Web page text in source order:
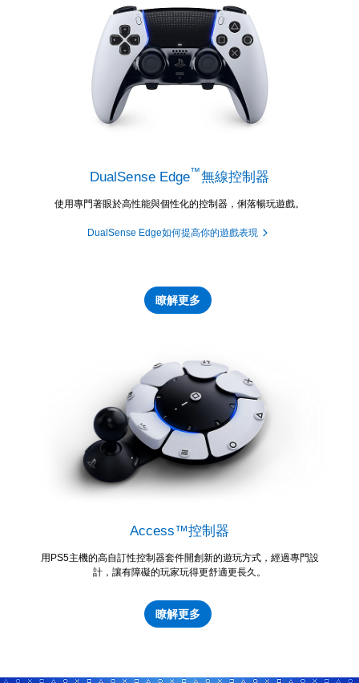
DualSense Edge™無線控制器
使用專門著眼於高性能與個性化的控制器，俐落暢玩遊戲。
DualSense Edge如何提高你的遊戲表現
瞭解更多
Access™控制器
用PS5主機的高自訂性控制器套件開創新的遊玩方式，經過專門設
計，讓有障礙的玩家玩得更舒適更長久。
瞭解更多